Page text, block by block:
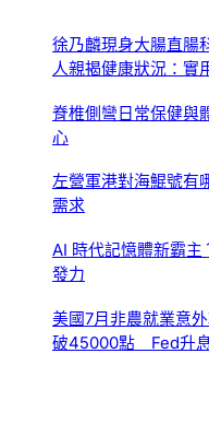
徐乃麟現身大腸直
人親揭健康狀況：實
脊椎側彎日常保健與
心
左營軍港對海鯤號有
需求
AI 時代記憶體新霸
發力
美國7月非農就業意
破45000點 Fed升